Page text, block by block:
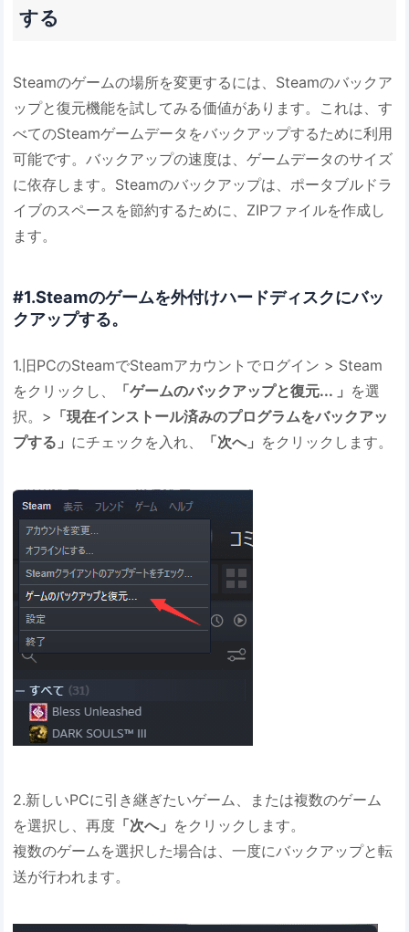
する
Steamのゲームの場所を変更するには、Steamのバックア
ップと復元機能を試してみる価値があります。これは、す
べてのSteamゲームデータをバックアップするために利用
可能です。バックアップの速度は、ゲームデータのサイズ
に依存します。Steamのバックアップは、ポータブルドラ
イブのスペースを節約するために、ZIPファイルを作成し
ます。
#1.Steamのゲームを外付けハードディスクにバッ
クアップする。
1.旧PCのSteamでSteamアカウントでログイン > Steam
をクリックし、
「ゲームのバックアップと復元... 」 を選
択。> 「現在インストール済みのプログラムをバックアッ
プする」 にチェックを入れ、 「次へ」 をクリックします。
2.新しいPCに引き継ぎたいゲーム、または複数のゲーム
を選択し、再度 「次へ」 をクリックします。
複数のゲームを選択した場合は、一度にバックアップと転
送が行われます。